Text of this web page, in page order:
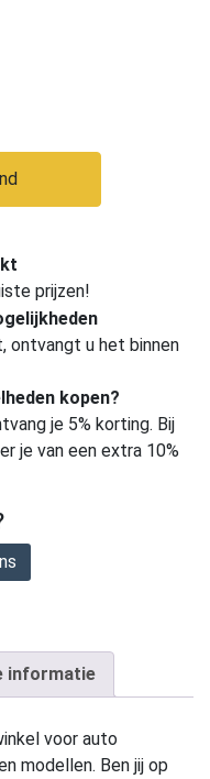
prijzen!
ontvangt u het binnen
kopen?
je 5% korting. Bij
je van een extra 10%
informatie
voor auto
modellen. Ben jij op